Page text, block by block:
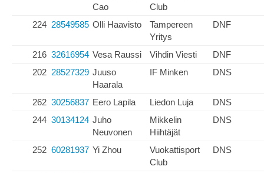
Cao
Club
224 28549585 Olli Haavisto
Tampereen
Yritys
DNF
216 32616954 Vesa Raussi Vihdin Viesti
DNF
202 28527329 Juuso
Haarala
IF Minken DNS
262 30256837 Eero Lapila Liedon Luja
DNS
244 30134124 Juho
Neuvonen
Mikkelin
Hiihtäjät
DNS
252 60281937 Yi Zhou
Vuokattisport
Club
DNS